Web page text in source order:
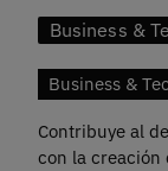
Business &
Business &
Contribuye al
con la creación